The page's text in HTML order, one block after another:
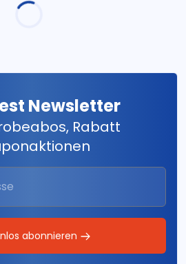
Newsletter
Rabatt
abonnieren